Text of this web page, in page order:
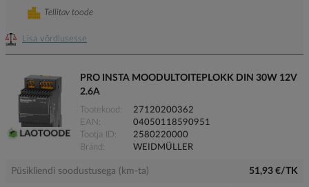
Lisa võrdlusesse
Tellitav toode
PRO INSTA MOODULTOITEPLOKK DIN 30W 12V
2.6A
Tootekood
27120200362
EAN
04050118590951
Tootja ID
2580220000
Bränd
WEIDMÜLLER
Püsikliendi soodustusega (km-ta) 51,93 €/TK